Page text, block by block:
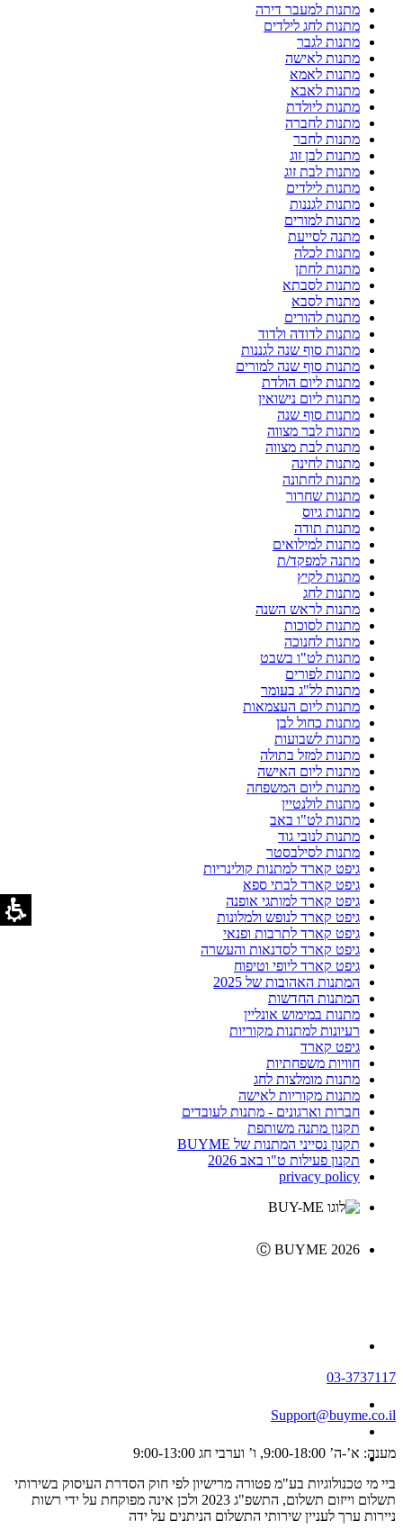
מתנות למעבר דירה
מתנות לחג לילדים
מתנות לגבר
מתנות לאישה
מתנות לאמא
מתנות לאבא
מתנות ליולדת
מתנות לחברה
מתנות לחבר
מתנות לבן זוג
מתנות לבת זוג
מתנות לילדים
מתנות לגננות
מתנות למורים
מתנה לסייעת
מתנות לכלה
מתנות לחתן
מתנות לסבתא
מתנות לסבא
מתנות להורים
מתנות לדודה ולדוד
מתנות סוף שנה לגננות
מתנות סוף שנה למורים
מתנות ליום הולדת
מתנות ליום נישואין
מתנות סוף שנה
מתנות לבר מצווה
מתנות לבת מצווה
מתנות לחינה
מתנות לחתונה
מתנות שחרור
מתנות גיוס
מתנות תודה
מתנות למילואים
מתנה למפקד/ת
מתנות לקיץ
מתנות לחג
מתנות לראש השנה
מתנות לסוכות
מתנות לחנוכה
מתנות לט"ו בשבט
מתנות לפורים
מתנות לל"ג בעומר
מתנות ליום העצמאות
מתנות כחול לבן
מתנות לשבועות
מתנות למזל בתולה
מתנות ליום האישה
מתנות ליום המשפחה
מתנות לולנטיין
מתנות לט"ו באב
מתנות לנובי גוד
מתנות לסילבסטר
גיפט קארד למתנות קולינריות
גיפט קארד לבתי ספא
גיפט קארד למותגי אופנה
גיפט קארד לנופש ולמלונות
גיפט קארד לתרבות ופנאי
גיפט קארד לסדנאות והעשרה
גיפט קארד ליופי וטיפוח
המתנות האהובות של 2025
המתנות החדשות
מתנות במימוש אונליין
רעיונות למתנות מקוריות
גיפט קארד
חוויות משפחתיות
מתנות מומלצות לחג
מתנות מקוריות לאישה
חברות וארגונים - מתנות לעובדים
תקנון מתנה משותפת
תקנון נסייני המתנות של BUYME
תקנון פעילות ט"ו באב 2026
privacy policy
Ⓒ BUYME 2026
03-3737117
Support@buyme.co.il
מענה: א’-ה’ 9:00-18:00, ו’ וערבי חג 9:00-13:00
ביי מי טכנולוגיות בע"מ פטורה מרישיון לפי חוק הסדרת העיסוק בשירותי
תשלום וייזום תשלום, התשפ"ג 2023 ולכן אינה מפוקחת על ידי רשות
ניירות ערך לעניין שירותי התשלום הניתנים על ידה